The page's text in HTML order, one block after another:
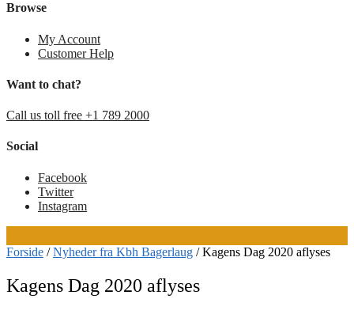
Browse
My Account
Customer Help
Want to chat?
Call us toll free +1 789 2000
Social
Facebook
Twitter
Instagram
Forside /Nyheder fra Kbh Bagerlaug /Kagens Dag 2020 aflyses
Kagens Dag 2020 aflyses